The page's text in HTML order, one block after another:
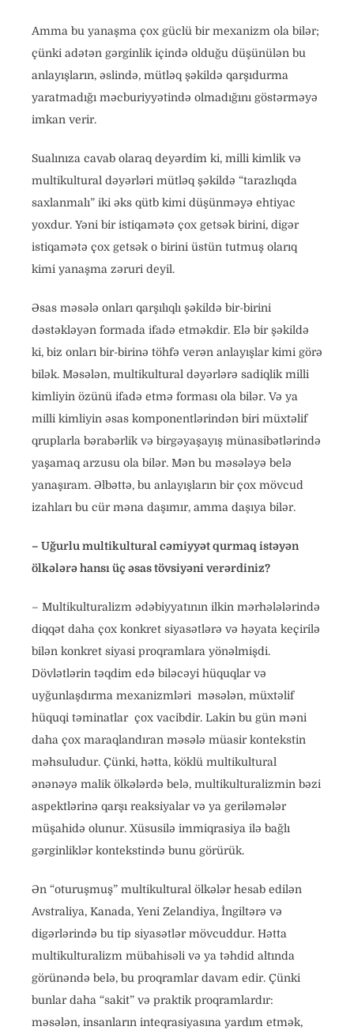
Amma bu yanaşma çox güclü bir mexanizm ola bilər;
çünki adətən gərginlik içində olduğu düşünülən bu
anlayışların, əslində, mütləq şəkildə qarşıdurma
yaratmadığı məcburiyyətində olmadığını göstərməyə
imkan verir.
Sualınıza cavab olaraq deyərdim ki, milli kimlik və
multikultural dəyərləri mütləq şəkildə “tarazlıqda
saxlanmalı” iki əks qütb kimi düşünməyə ehtiyac
yoxdur. Yəni bir istiqamətə çox getsək birini, digər
istiqamətə çox getsək o birini üstün tutmuş olarıq
kimi yanaşma zəruri deyil.
Əsas məsələ onları qarşılıqlı şəkildə bir-birini
dəstəkləyən formada ifadə etməkdir. Elə bir şəkildə
ki, biz onları bir-birinə töhfə verən anlayışlar kimi görə
bilək. Məsələn, multikultural dəyərlərə sadiqlik milli
kimliyin özünü ifadə etmə forması ola bilər. Və ya
milli kimliyin əsas komponentlərindən biri müxtəlif
qruplarla bərabərlik və birgəyaşayış münasibətlərində
yaşamaq arzusu ola bilər. Mən bu məsələyə belə
yanaşıram. Əlbəttə, bu anlayışların bir çox mövcud
izahları bu cür məna daşımır, amma daşıya bilər.
– Uğurlu multikultural cəmiyyət qurmaq istəyən
ölkələrə hansı üç əsas tövsiyəni verərdiniz?
– Multikulturalizm ədəbiyyatının ilkin mərhələlərində
diqqət daha çox konkret siyasətlərə və həyata keçirilə
bilən konkret siyasi proqramlara yönəlmişdi.
Dövlətlərin təqdim edə biləcəyi hüquqlar və
uyğunlaşdırma mexanizmləri məsələn, müxtəlif
hüquqi təminatlar çox vacibdir. Lakin bu gün məni
daha çox maraqlandıran məsələ müasir kontekstin
məhsuludur. Çünki, hətta, köklü multikultural
ənənəyə malik ölkələrdə belə, multikulturalizmin bəzi
aspektlərinə qarşı reaksiyalar və ya geriləmələr
müşahidə olunur. Xüsusilə immiqrasiya ilə bağlı
gərginliklər kontekstində bunu görürük.
Ən “oturuşmuş” multikultural ölkələr hesab edilən
Avstraliya, Kanada, Yeni Zelandiya, İngiltərə və
digərlərində bu tip siyasətlər mövcuddur. Hətta
multikulturalizm mübahisəli və ya təhdid altında
görünəndə belə, bu proqramlar davam edir. Çünki
bunlar daha “sakit” və praktik proqramlardır:
məsələn, insanların inteqrasiyasına yardım etmək,